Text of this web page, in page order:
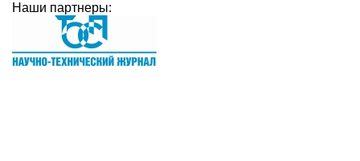
Наши партнеры: